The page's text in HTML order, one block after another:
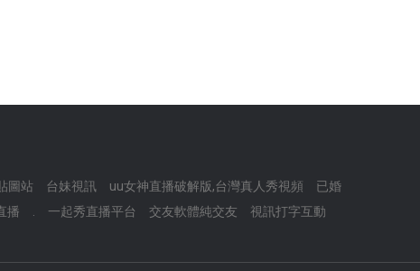
圖站 台妹視訊 uu女神直播破解版,台灣真人秀視頻
已婚
播 一起秀直播平台 交友軟體純交友 視訊打字互動